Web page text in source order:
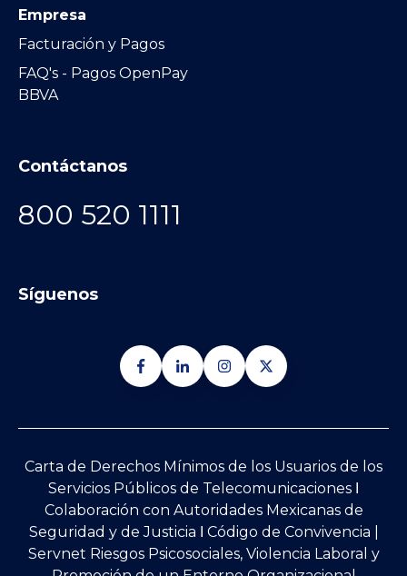
Empresa
Facturación y Pagos
FAQ's - Pagos OpenPay
BBVA
Contáctanos
800 520 1111
Síguenos
Carta de Derechos Mínimos de los Usuarios de los
Servicios Públicos de Telecomunicaciones Ι
Colaboración con Autoridades Mexicanas de
Seguridad y de Justicia
Código de Convivencia |
Servnet Riesgos Psicosociales, Violencia Laboral y